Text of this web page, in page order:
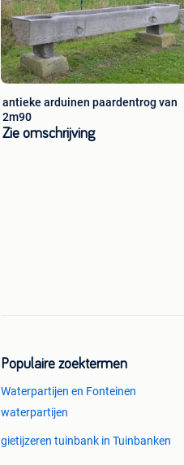
antieke arduinen paardentrog van
2m90
Zie omschrijving
Populaire zoektermen
Waterpartijen en Fonteinen
waterpartijen
gietijzeren tuinbank in Tuinbanken